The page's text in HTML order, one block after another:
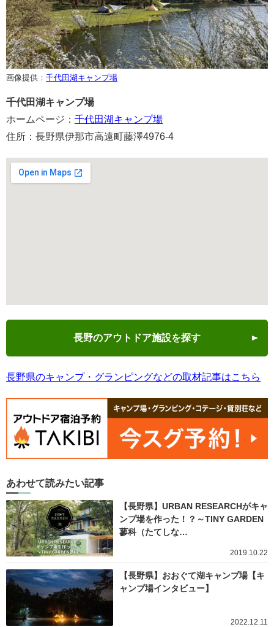
画像提供： 千代田湖キャンプ場
千代田湖キャンプ場
ホームページ： 千代田湖キャンプ場
住所：長野県伊那市高遠町藤澤4976-4
長野のアウトドア施設を探す
長野県のキャンプ・グランピングなどの取材記事はこちら
あわせて読みたい記事
【長野県】URBAN RESEARCHがキャ
ンプ場を作った！？～TINY GARDEN
蓼科（たてしな…
2019.10.22
【長野県】おおぐて湖キャンプ場【キ
ャンプ場インタビュー】
2022.12.11